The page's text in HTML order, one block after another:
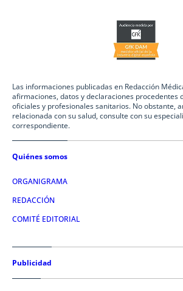
Las informaciones publicadas en Redacción
afirmaciones, datos y declaraciones procedentes
oficiales y profesionales sanitarios. No obstante,
relacionada con su salud, consulte con su
correspondiente.
Quiénes somos
ORGANIGRAMA
REDACCIÓN
COMITÉ EDITORIAL
Publicidad